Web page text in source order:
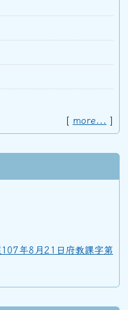
[ more... ]
年8月21日府教課字第